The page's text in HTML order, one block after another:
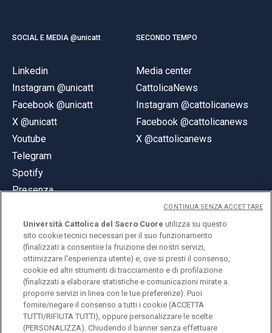
SOCIAL E MEDIA @unicatt
Linkedin
Instagram @unicatt
Facebook @unicatt
X @unicatt
Youtube
Telegram
Spotify
Presenza
SECONDO TEMPO
Media center
CattolicaNews
Instagram @cattolicanews
Facebook @cattolicanews
X @cattolicanews
© Università Cattolica del Sacro Cuore
Largo A. Gemelli 1, 20123 Milano
PI 02133120150
Università Cattolica del Sacro Cuore utilizza su questo
sito cookie tecnici necessari per il suo funzionamento
(finalizzati a consentire la fruizione dei nostri servizi,
ottimizzare l'esperienza utente) e, ove si presti il consenso,
cookie ed altri strumenti di tracciamento e di profilazione
(finalizzati a elaborare statistiche e comunicazioni mirate a
proporre servizi in linea con le tue preferenze). Puoi
fornire/negare il consenso a tutti i cookie (ACCETTA
TUTTI/RIFIUTA TUTTI), oppure personalizzare le scelte
(PERSONALIZZA). Chiudendo il banner senza effettuare
CONTINUA SENZA ACCETTARE